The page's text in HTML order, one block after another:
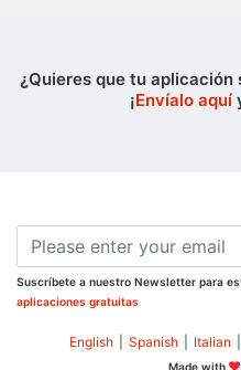
¿Quieres que tu aplicación
¡Envíalo aquí
Suscríbete a nuestro Newsletter para
aplicaciones gratuitas
English Spanish Italian
Made with